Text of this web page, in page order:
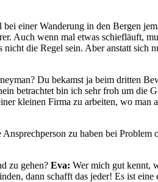
einer Wanderung in den Bergen
Auch wenn mal etwas schiefläuft,
die Regel sein. Aber anstatt sich
Du bekamst ja beim dritten
betrachtet bin ich sehr froh um die
kleinen Firma zu arbeiten, wo man
zu haben bei Problem
zu gehen? Eva: Wer mich gut kennt,
dann schafft das jeder! Es ist